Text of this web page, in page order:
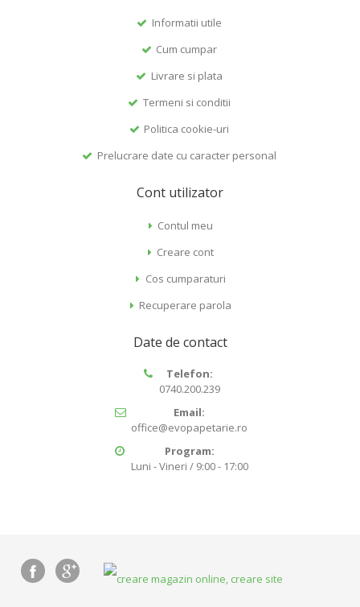
Informatii utile
Cum cumpar
Livrare si plata
Termeni si conditii
Politica cookie-uri
Prelucrare date cu caracter personal
Cont utilizator
Contul meu
Creare cont
Cos cumparaturi
Recuperare parola
Date de contact
Telefon:
0740.200.239
Email:
office@evopapetarie.ro
Program:
Luni - Vineri / 9:00 - 17:00